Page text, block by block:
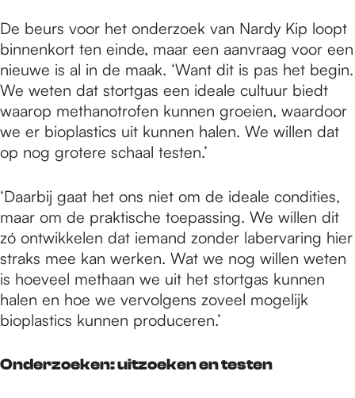
De beurs voor het onderzoek van Nardy Kip loopt
binnenkort ten einde, maar een aanvraag voor een
nieuwe is al in de maak. ‘Want dit is pas het begin.
We weten dat stortgas een ideale cultuur biedt
waarop methanotrofen kunnen groeien, waardoor
we er bioplastics uit kunnen halen. We willen dat
op nog grotere schaal testen.’
‘Daarbij gaat het ons niet om de ideale condities,
maar om de praktische toepassing. We willen dit
zó ontwikkelen dat iemand zonder labervaring hier
straks mee kan werken. Wat we nog willen weten
is hoeveel methaan we uit het stortgas kunnen
halen en hoe we vervolgens zoveel mogelijk
bioplastics kunnen produceren.’
Onderzoeken: uitzoeken en testen